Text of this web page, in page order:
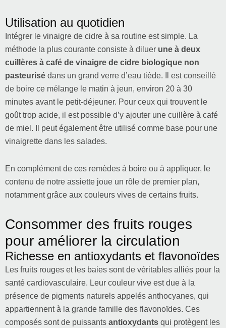
Utilisation au quotidien
Intégrer le vinaigre de cidre à sa routine est simple. La
méthode la plus courante consiste à diluer une à deux
cuillères à café de vinaigre de cidre biologique non
pasteurisé dans un grand verre d’eau tiède. Il est conseillé
de boire ce mélange le matin à jeun, environ 20 à 30
minutes avant le petit-déjeuner. Pour ceux qui trouvent le
goût trop acide, il est possible d’y ajouter une cuillère à café
de miel. Il peut également être utilisé comme base pour une
vinaigrette dans les salades.
En complément de ces remèdes à boire ou à appliquer, le
contenu de notre assiette joue un rôle de premier plan,
notamment grâce aux couleurs vives de certains fruits.
Consommer des fruits rouges
pour améliorer la circulation
Richesse en antioxydants et flavonoïdes
Les fruits rouges et les baies sont de véritables alliés pour la
santé cardiovasculaire. Leur couleur vive est due à la
présence de pigments naturels appelés anthocyanes, qui
appartiennent à la grande famille des flavonoïdes. Ces
composés sont de puissants antioxydants qui protègent les